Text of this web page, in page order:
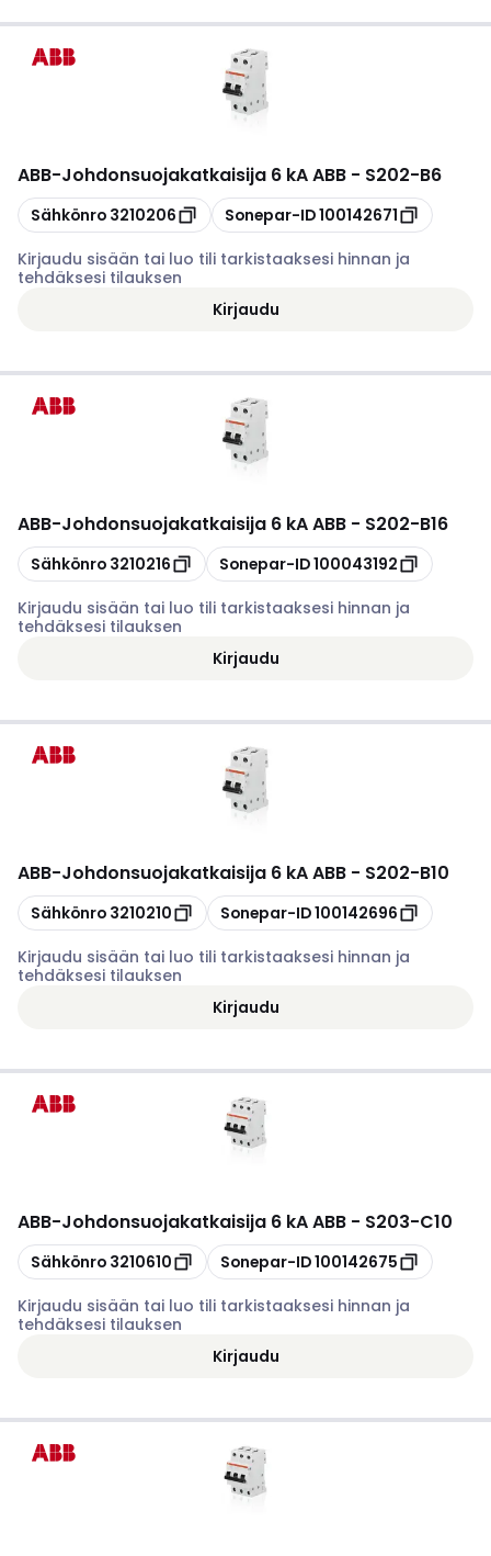
ABB-Johdonsuojakatkaisija 6 kA ABB - S202-B6
Kopioi
Sähkönro 3210206 Kopioi
Sonepar-ID100142671
Kirjaudu sisään tai luo tili tarkistaaksesi hinnan ja
tehdäksesi tilauksen
Kirjaudu
ABB-Johdonsuojakatkaisija 6 kA ABB - S202-B16
Kopioi
Sähkönro 3210216 Kopioi
Sonepar-ID100043192
Kirjaudu sisään tai luo tili tarkistaaksesi hinnan ja
tehdäksesi tilauksen
Kirjaudu
ABB-Johdonsuojakatkaisija 6 kA ABB - S202-B10
Kopioi
Sähkönro 3210210 Kopioi
Sonepar-ID100142696
Kirjaudu sisään tai luo tili tarkistaaksesi hinnan ja
tehdäksesi tilauksen
Kirjaudu
ABB-Johdonsuojakatkaisija 6 kA ABB - S203-C10
Kopioi
Sähkönro 3210610 Kopioi
Sonepar-ID100142675
Kirjaudu sisään tai luo tili tarkistaaksesi hinnan ja
tehdäksesi tilauksen
Kirjaudu